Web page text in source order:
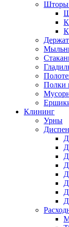
Шторы
Полки
Клининг
Урны